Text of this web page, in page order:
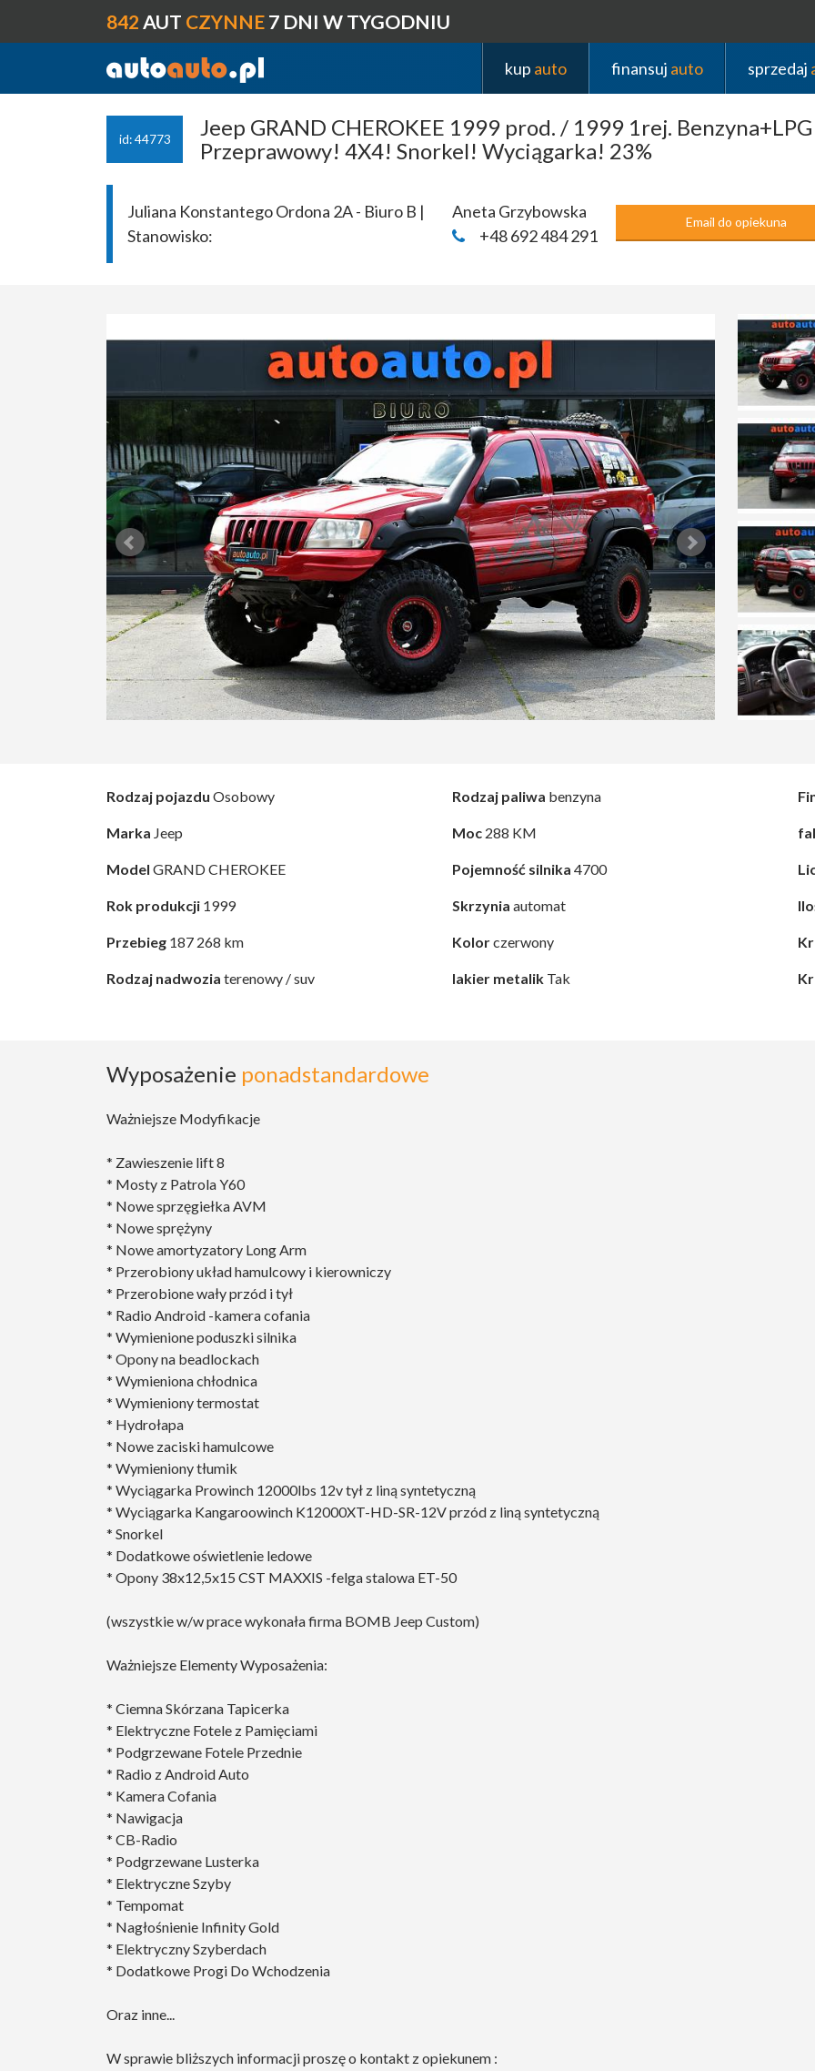
842 AUT CZYNNE 7 DNI W TYGODNIU
kup auto finansuj auto sprzedaj
id: 44773
Jeep GRAND CHEROKEE 1999 prod. / 1999 1rej.
Przeprawowy! 4X4! Snorkel! Wyciągarka! 23%
Juliana Konstantego Ordona 2A - Biuro B |
Stanowisko:
Aneta Grzybowska
+48 692 484 291
Email do opiekuna
Rodzaj pojazdu Osobowy
Marka Jeep
Model GRAND CHEROKEE
Rok produkcji 1999
Przebieg 187 268 km
Rodzaj nadwozia terenowy / suv
Rodzaj paliwa benzyna
Moc 288 KM
Pojemność silnika 4700
Skrzynia automat
Kolorczerwony
lakier metalik Tak
Wyposażenie ponadstandardowe
Ważniejsze Modyfikacje
* Zawieszenie lift 8
* Mosty z Patrola Y60
* Nowe sprzęgiełka AVM
* Nowe sprężyny
* Nowe amortyzatory Long Arm
* Przerobiony układ hamulcowy i kierowniczy
* Przerobione wały przód i tył
* Radio Android -kamera cofania
* Wymienione poduszki silnika
* Opony na beadlockach
* Wymieniona chłodnica
* Wymieniony termostat
* Hydrołapa
* Nowe zaciski hamulcowe
* Wymieniony tłumik
* Wyciągarka Prowinch 12000lbs 12v tył z liną syntetyczną
* Wyciągarka Kangaroowinch K12000XT-HD-SR-12V przód z liną syntetyczną
* Snorkel
* Dodatkowe oświetlenie ledowe
* Opony 38x12,5x15 CST MAXXIS -felga stalowa ET-50
(wszystkie w/w prace wykonała firma BOMB Jeep Custom)
Ważniejsze Elementy Wyposażenia:
* Ciemna Skórzana Tapicerka
* Elektryczne Fotele z Pamięciami
* Podgrzewane Fotele Przednie
* Radio z Android Auto
* Kamera Cofania
* Nawigacja
* CB-Radio
* Podgrzewane Lusterka
* Elektryczne Szyby
* Tempomat
* Nagłośnienie Infinity Gold
* Elektryczny Szyberdach
* Dodatkowe Progi Do Wchodzenia
Oraz inne...
W sprawie bliższych informacji proszę o kontakt z opiekunem :